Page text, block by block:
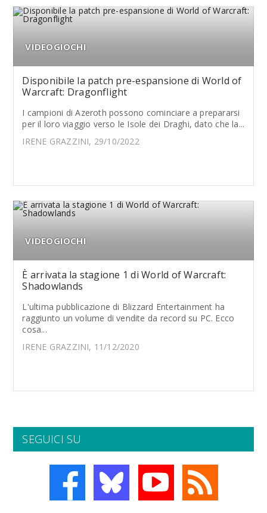
VIDEOGIOCHI
Disponibile la patch pre-espansione di World of
Warcraft: Dragonflight
I campioni di Azeroth possono cominciare a prepararsi
per il loro viaggio verso le Isole dei Draghi, dato che la...
IRENE GRAZZINI, 29/10/2022
VIDEOGIOCHI
È arrivata la stagione 1 di World of Warcraft:
Shadowlands
L'ultima pubblicazione di Blizzard Entertainment ha
raggiunto un volume di vendite da record su PC. Ecco
cosa...
IRENE GRAZZINI, 11/12/2020
SEGUICI SU